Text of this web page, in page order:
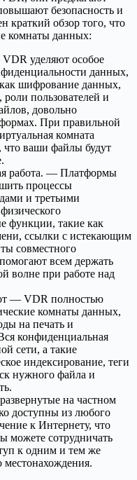
безопасность и
краткий обзор того, что
комнаты данных:
уделяют особое
данных,
шифрование данных,
пользователей и
довольно
При правильной
комната
что ваши файлы будут
работа. — Платформы
процессы
и третьими
функции, такие как
ссылки с истекающим
совместного
всем держать
волне при работе над
— VDR полностью
комнаты данных,
на печать и
конфиденциальная
сети, а такие
индексирование, теги
нужного файла и
на частном
доступны из любого
к Интернету, что
можете сотрудничать
к одним и тем же
местонахождения.